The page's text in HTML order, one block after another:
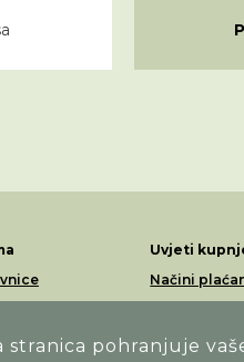
stranica pohranjuje
program
Uvjeti
Načini
Povrati i